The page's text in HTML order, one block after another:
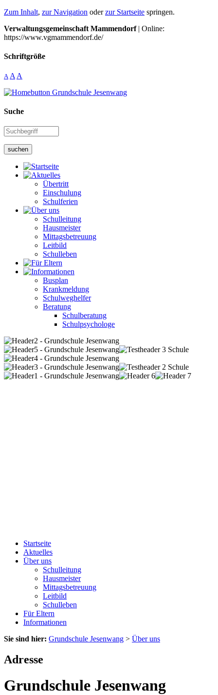
Zum Inhalt, zur Navigation oderzur Startseite springen.
Verwaltungsgemeinschaft Mammendorf| Online:
https://www.vgmammendorf.de/
Schriftgröße
A A A
Suche
suchen
Übertritt
Einschulung
Schulferien
Schulleitung
Hausmeister
Mittagsbetreuung
Leitbild
Schulleben
Busplan
Krankmeldung
Schulweghelfer
Beratung
Schulberatung
Schulpsychologe
Startseite
Aktuelles
Über uns
Schulleitung
Hausmeister
Mittagsbetreuung
Leitbild
Schulleben
Für Eltern
Informationen
Sie sind hier: Grundschule Jesenwang > Über uns
Adresse
Grundschule Jesenwang